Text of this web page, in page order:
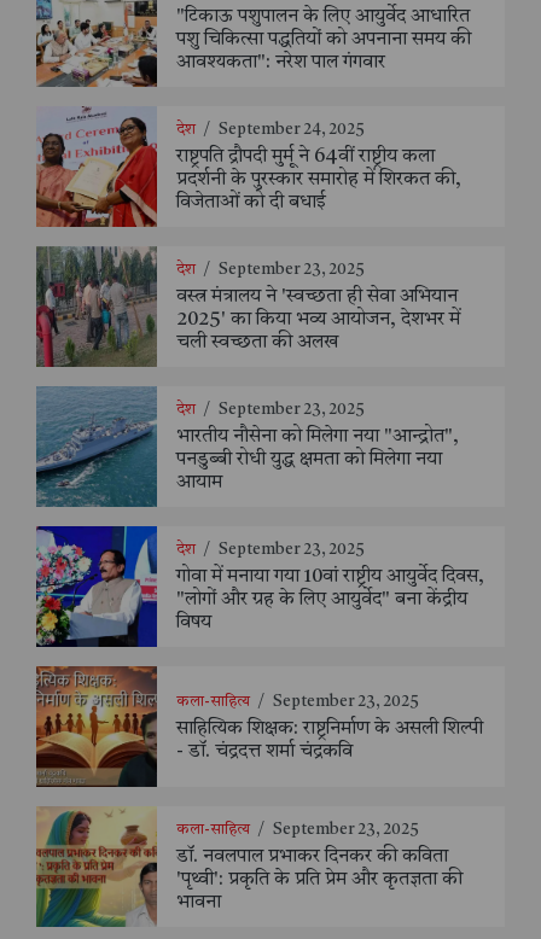
"टिकाऊ पशुपालन के लिए आयुर्वेद आधारित
पशु चिकित्सा पद्धतियों को अपनाना समय की
आवश्यकता": नरेश पाल गंगवार
देश / September 24, 2025
राष्ट्रपति द्रौपदी मुर्मू ने 64वीं राष्ट्रीय कला
प्रदर्शनी के पुरस्कार समारोह में शिरकत की,
विजेताओं को दी बधाई
देश / September 23, 2025
वस्त्र मंत्रालय ने 'स्वच्छता ही सेवा अभियान
2025' का किया भव्य आयोजन, देशभर में
चली स्वच्छता की अलख
देश / September 23, 2025
भारतीय नौसेना को मिलेगा नया "आन्द्रोत",
पनडुब्बी रोधी युद्ध क्षमता को मिलेगा नया
आयाम
देश / September 23, 2025
गोवा में मनाया गया 10वां राष्ट्रीय आयुर्वेद दिवस,
"लोगों और ग्रह के लिए आयुर्वेद" बना केंद्रीय
विषय
कला-साहित्य / September 23, 2025
साहित्यिक शिक्षक: राष्ट्रनिर्माण के असली शिल्पी
- डॉ. चंद्रदत्त शर्मा चंद्रकवि
कला-साहित्य / September 23, 2025
डॉ. नवलपाल प्रभाकर दिनकर की कविता
'पृथ्वी': प्रकृति के प्रति प्रेम और कृतज्ञता की
भावना